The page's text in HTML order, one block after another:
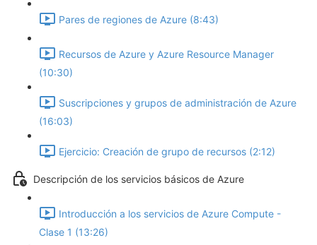
Pares de regiones de Azure (8:43)
Recursos de Azure y Azure Resource Manager
(10:30)
Suscripciones y grupos de administración de Azure
(16:03)
Ejercicio: Creación de grupo de recursos (2:12)
Descripción de los servicios básicos de Azure
Introducción a los servicios de Azure Compute -
Clase 1 (13:26)